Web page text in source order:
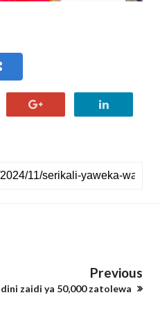
Previous
zaidi ya 50,000 zatolewa